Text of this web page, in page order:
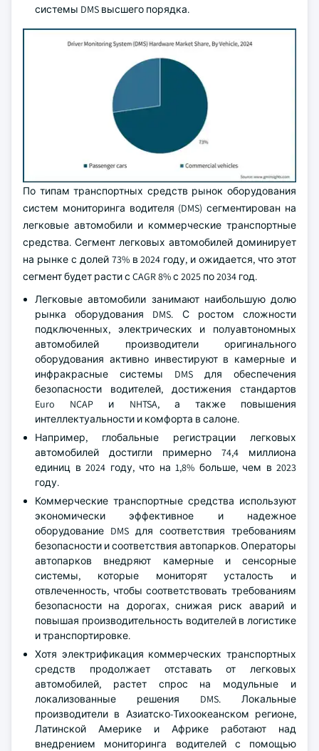
системы DMS высшего порядка.
По типам транспортных средств рынок оборудования
систем мониторинга водителя (DMS) сегментирован на
легковые автомобили и коммерческие транспортные
средства. Сегмент легковых автомобилей доминирует
на рынке с долей 73% в 2024 году, и ожидается, что этот
сегмент будет расти с CAGR 8% с 2025 по 2034 год.
Легковые автомобили занимают наибольшую долю
рынка оборудования DMS. С ростом сложности
подключенных, электрических и полуавтономных
автомобилей производители оригинального
оборудования активно инвестируют в камерные и
инфракрасные системы DMS для обеспечения
безопасности водителей, достижения стандартов
Euro NCAP и NHTSA, а также повышения
интеллектуальности и комфорта в салоне.
Например, глобальные регистрации легковых
автомобилей достигли примерно 74,4 миллиона
единиц в 2024 году, что на 1,8% больше, чем в 2023
году.
Коммерческие транспортные средства используют
экономически эффективное и надежное
оборудование DMS для соответствия требованиям
безопасности и соответствия автопарков. Операторы
автопарков внедряют камерные и сенсорные
системы, которые мониторят усталость и
отвлеченность, чтобы соответствовать требованиям
безопасности на дорогах, снижая риск аварий и
повышая производительность водителей в логистике
и транспортировке.
Хотя электрификация коммерческих транспортных
средств продолжает отставать от легковых
автомобилей, растет спрос на модульные и
локализованные решения DMS. Локальные
производители в Азиатско-Тихоокеанском регионе,
Латинской Америке и Африке работают над
внедрением мониторинга водителей с помощью